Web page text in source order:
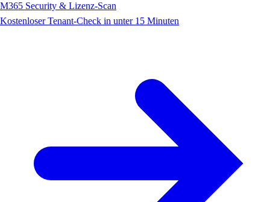
M365 Security & Lizenz-Scan
Kostenloser Tenant-Check in unter 15 Minuten